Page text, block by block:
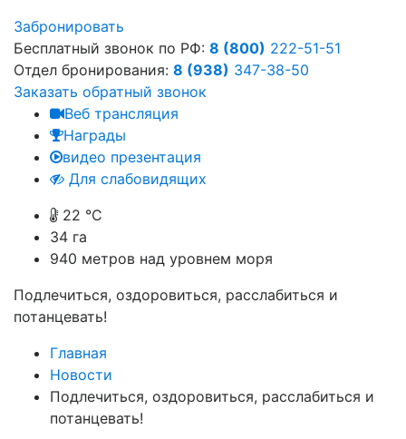
Забронировать
Бесплатный звонок по РФ: 8 (800) 222-51-51
Отдел бронирования: 8 (938) 347-38-50
Заказать обратный звонок
Веб трансляция
Награды
видео презентация
Для слабовидящих
22 °C
34 га
940 метров над уровнем моря
Подлечиться, оздоровиться, расслабиться и
потанцевать!
Главная
Новости
Подлечиться, оздоровиться, расслабиться и
потанцевать!